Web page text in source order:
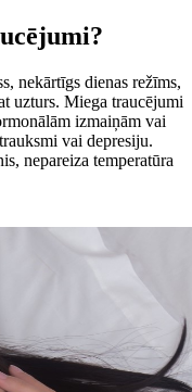
nekārtīgs dienas režīms,
uzturs. Miega traucējumi
izmaiņām vai
vai depresiju.
nepareiza temperatūra